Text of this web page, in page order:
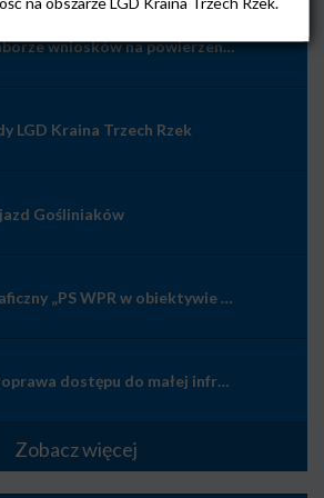
Ogłoszenie o naborze wniosków na powierzenie grantów w zakresie Przygotowania koncepcji Smart Village z dnia 10 lipca 2026
LGD Kraina Trzech Rzek
Gośliniaków
Konkurs fotograficzny „PS WPR w obiektywie – wieś wczoraj, dziś i jutro”
Nabór 7/2026: Poprawa dostępu do małej infrastruktury publicznej
Zobacz więcej